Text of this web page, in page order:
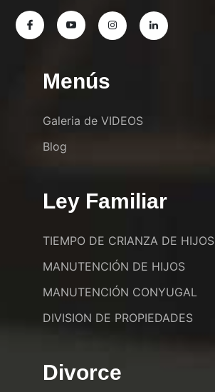
Menús
Galeria de VIDEOS
Blog
Ley Familiar
TIEMPO DE CRIANZA DE HIJOS
MANUTENCIÓN DE HIJOS
MANUTENCIÓN CONYUGAL
DIVISION DE PROPIEDADES
Divorce